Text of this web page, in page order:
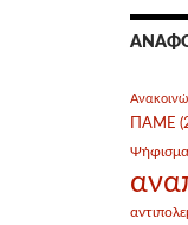
ΠΑΜΕ
Ψήφισμα